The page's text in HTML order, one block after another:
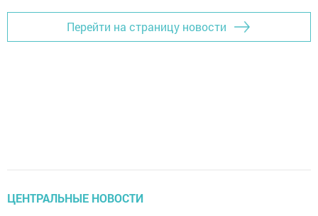
Перейти на страницу новости
ЦЕНТРАЛЬНЫЕ НОВОСТИ